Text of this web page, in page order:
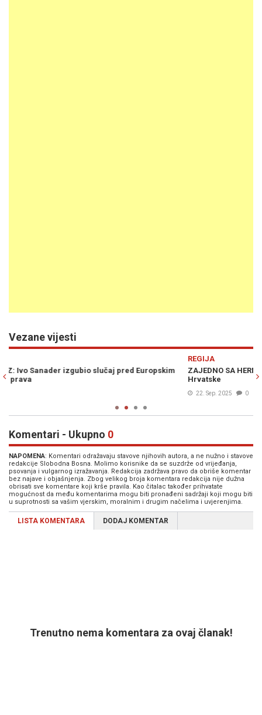
Vezane vijesti
ZAJEDNO SA HERNADIJEM: Sanader pokrenuo sudski spor protiv
Hrvatske
Komentari - Ukupno 0
NAPOMENA: Komentari odražavaju stavove njihovih autora, a ne nužno i stavove
redakcije Slobodna Bosna. Molimo korisnike da se suzdrže od vrijeđanja,
psovanja i vulgarnog izražavanja. Redakcija zadržava pravo da obriše komentar
bez najave i objašnjenja. Zbog velikog broja komentara redakcija nije dužna
obrisati sve komentare koji krše pravila. Kao čitalac također prihvatate
mogućnost da među komentarima mogu biti pronađeni sadržaji koji mogu biti
u suprotnosti sa vašim vjerskim, moralnim i drugim načelima i uvjerenjima.
LISTA KOMENTARA DODAJ KOMENTAR
Trenutno nema komentara za ovaj članak!